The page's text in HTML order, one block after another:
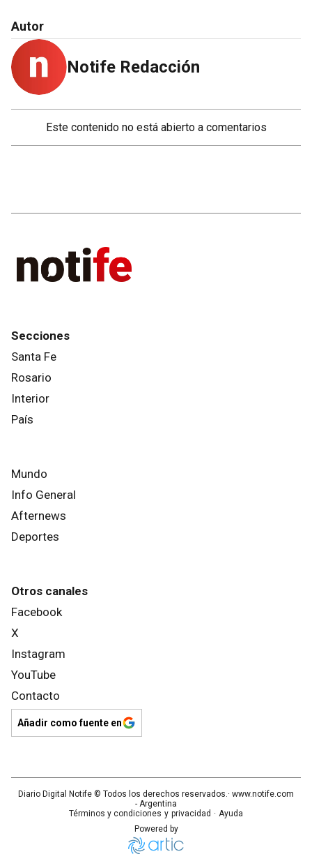
Autor
Notife Redacción
Este contenido no está abierto a comentarios
Secciones
Santa Fe
Rosario
Interior
País
Mundo
Info General
Afternews
Deportes
Otros canales
Facebook
X
Instagram
YouTube
Contacto
Añadir como fuente en
Diario Digital Notife © Todos los derechos reservados.· www.notife.com
- Argentina
Términos y condiciones y privacidad · Ayuda
Powered by